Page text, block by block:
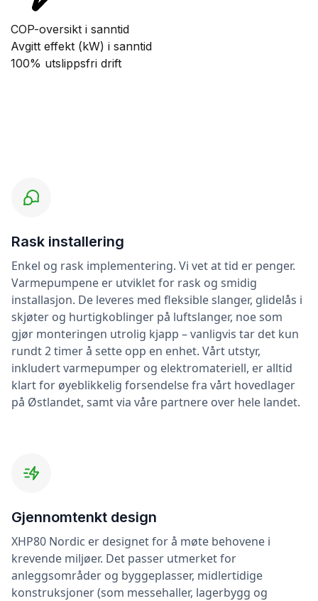
COP-oversikt i sanntid
Avgitt effekt (kW) i sanntid
100% utslippsfri drift
Rask installering
Enkel og rask implementering. Vi vet at tid er penger.
Varmepumpene er utviklet for rask og smidig
installasjon. De leveres med fleksible slanger, glidelås i
skjøter og hurtigkoblinger på luftslanger, noe som
gjør monteringen utrolig kjapp – vanligvis tar det kun
rundt 2 timer å sette opp en enhet. Vårt utstyr,
inkludert varmepumper og elektromateriell, er alltid
klart for øyeblikkelig forsendelse fra vårt hovedlager
på Østlandet, samt via våre partnere over hele landet.
Gjennomtenkt design
XHP80 Nordic er designet for å møte behovene i
krevende miljøer. Det passer utmerket for
anleggsområder og byggeplasser, midlertidige
konstruksjoner (som messehaller, lagerbygg og